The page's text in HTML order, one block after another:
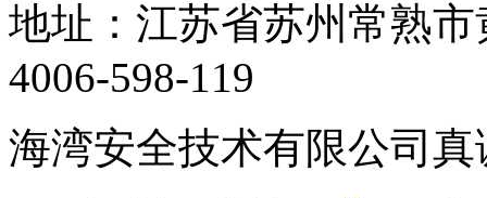
地址：江苏省苏州常熟
4006-598-119
海湾安全技术有限公司